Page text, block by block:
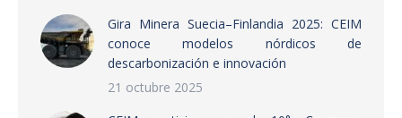
Gira Minera Suecia–Finlandia 2025: CEIM
conoce modelos nórdicos de
descarbonización e innovación
21 octubre 2025